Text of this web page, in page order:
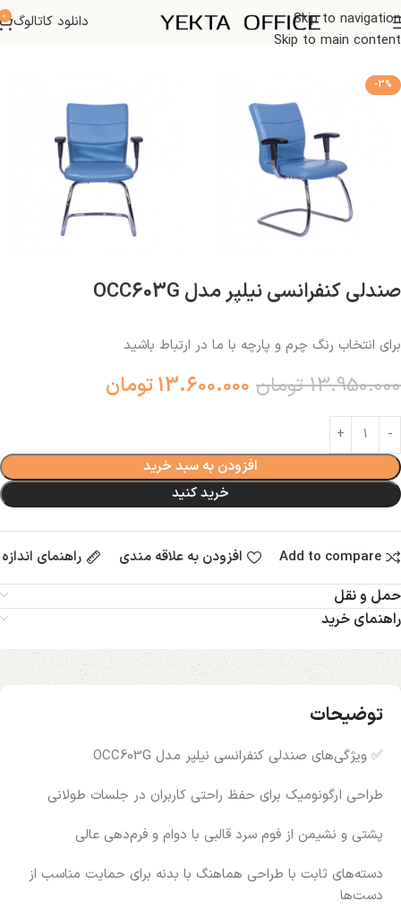
Skip to navigation
Skip to main content
دانلود کاتالوگ 0
خانه صندلی اداری
-3%
صندلی کنفرانسی نیلپر مدل OCC603G
برای انتخاب رنگ چرم و پارچه با ما در ارتباط باشید
13.950.000 تومان 13.600.000تومان
افزودن به سبد خرید
خرید کنید
Add to compare افزودن به علاقه مندی راهنمای اندازه
حمل و نقل
راهنمای خرید
توضیحات
✅ ویژگی‌های صندلی کنفرانسی نیلپر مدل OCC603G
طراحی ارگونومیک برای حفظ راحتی کاربران در جلسات طولانی
پشتی و نشیمن از فوم سرد قالبی با دوام و فرم‌دهی عالی
دسته‌های ثابت با طراحی هماهنگ با بدنه برای حمایت مناسب از
دست‌ها